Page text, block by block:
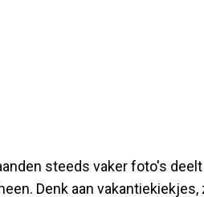
steeds vaker foto's
Denk aan